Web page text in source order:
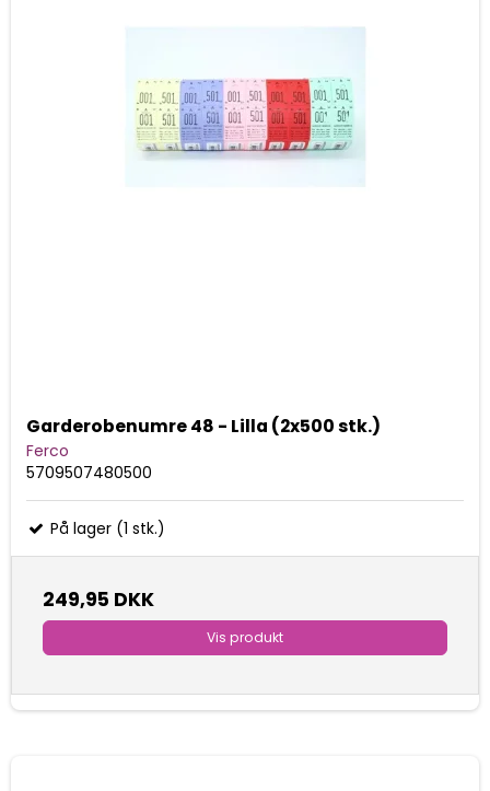
Garderobenumre 48 - Lilla (2x500 stk.)
Ferco
5709507480500
På lager (1 stk.)
249,95 DKK
Vis produkt